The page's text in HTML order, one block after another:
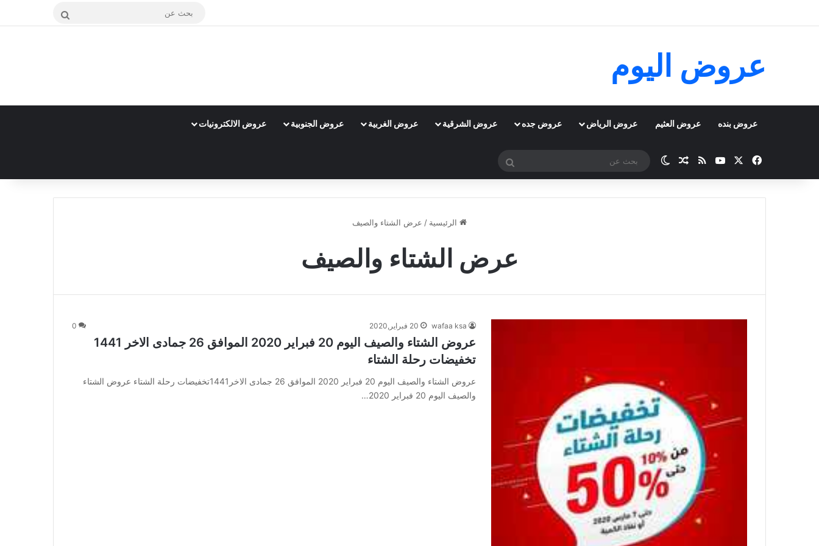
بحث
عروض اليوم
عروض بنده عروض العثيم عروض الرياض عروض جده عروض الشرقية عروض الغربية عروض الجنوبية عروض الالكترونيات
فيسبوك ‫YouTubeملخص الموقع RSS
مقال عشوائي
الوضع المظلم
بحث
الرئيسية / عرض الشتاء والصيف
عرض الشتاء والصيف
wafaa ksa 20 فبراير,2020 0
عروض الشتاء والصيف اليوم 20 فبراير 2020 الموافق 26 جمادى الاخر 1441
تخفيضات رحلة الشتاء
عروض الشتاء والصيف اليوم 20 فبراير 2020 الموافق 26 جمادى الاخر1441تخفيضات رحلة الشتاء عروض الشتاء
والصيف اليوم 20 فبراير 2020…